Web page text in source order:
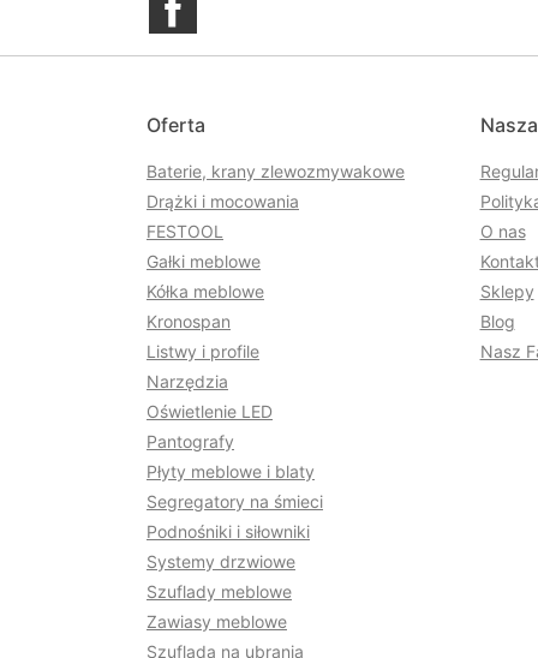
Oferta
Baterie, krany zlewozmywakowe
Drążki i mocowania
FESTOOL
Gałki meblowe
Kółka meblowe
Kronospan
Listwy i profile
Narzędzia
Oświetlenie LED
Pantografy
Płyty meblowe i blaty
Segregatory na śmieci
Podnośniki i siłowniki
Systemy drzwiowe
Szuflady meblowe
Zawiasy meblowe
Szuflada na ubrania
O nas
Sklepy
Blog
Nasz